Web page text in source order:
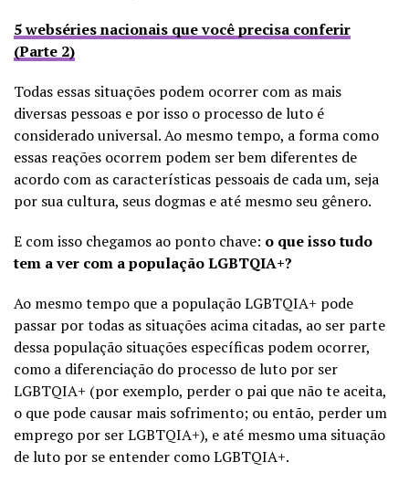
5 webséries nacionais que você precisa conferir
(Parte 2)
Todas essas situações podem ocorrer com as mais
diversas pessoas e por isso o processo de luto é
considerado universal. Ao mesmo tempo, a forma como
essas reações ocorrem podem ser bem diferentes de
acordo com as características pessoais de cada um, seja
por sua cultura, seus dogmas e até mesmo seu gênero.
E com isso chegamos ao ponto chave: o que isso tudo
tem a ver com a população LGBTQIA+?
Ao mesmo tempo que a população LGBTQIA+ pode
passar por todas as situações acima citadas, ao ser parte
dessa população situações específicas podem ocorrer,
como a diferenciação do processo de luto por ser
LGBTQIA+ (por exemplo, perder o pai que não te aceita,
o que pode causar mais sofrimento; ou então, perder um
emprego por ser LGBTQIA+), e até mesmo uma situação
de luto por se entender como LGBTQIA+.